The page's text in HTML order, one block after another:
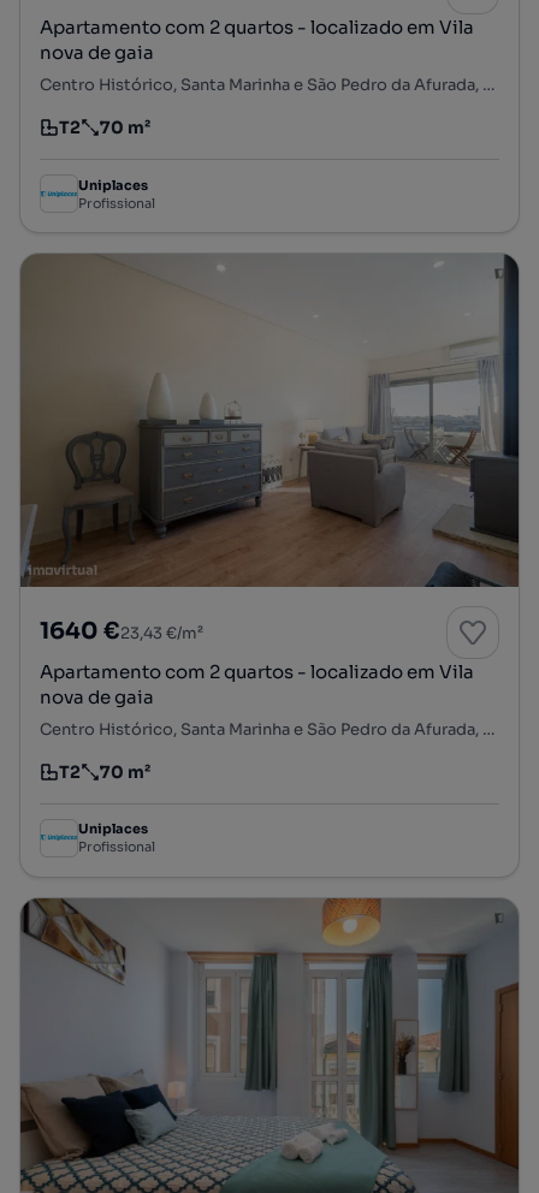
Apartamento com 2 quartos - localizado em Vila
nova de gaia
Centro Histórico, Santa Marinha e São Pedro da Afurada, Vila Nova de Gaia, Porto
Tipologia
T2
Preço por metro quadrado
70 m²
Uniplaces
Profissional
1640 €23,43 €/m²
Apartamento com 2 quartos - localizado em Vila
nova de gaia
Centro Histórico, Santa Marinha e São Pedro da Afurada, Vila Nova de Gaia, Porto
Tipologia
T2
Preço por metro quadrado
70 m²
Uniplaces
Profissional